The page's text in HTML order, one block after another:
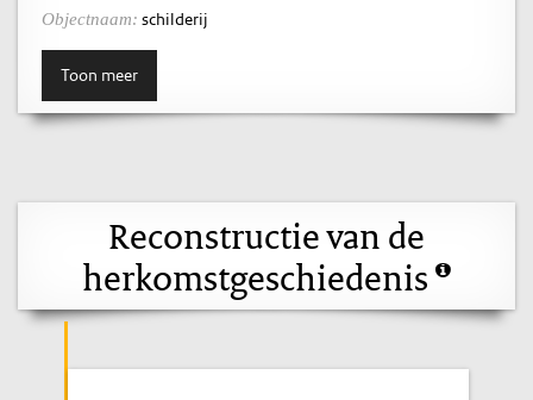
Objectnaam: schilderij
Toon meer
Reconstructie van de
herkomstgeschiedenis